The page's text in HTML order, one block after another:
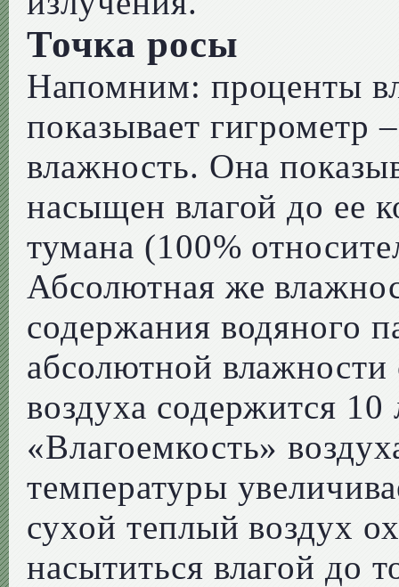
Точка росы
Напомним: проценты
показывает гигрометр
влажность. Она
насыщен влагой до ее
тумана (100%
Абсолютная же
содержания водяного
абсолютной влажности
воздуха содержится 10
«Влагоемкость»
температуры
сухой теплый воздух
насытиться влагой до